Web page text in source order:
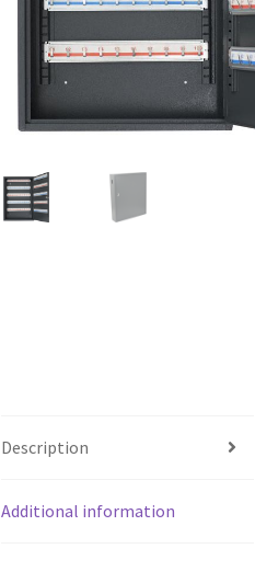
Description
Additional information